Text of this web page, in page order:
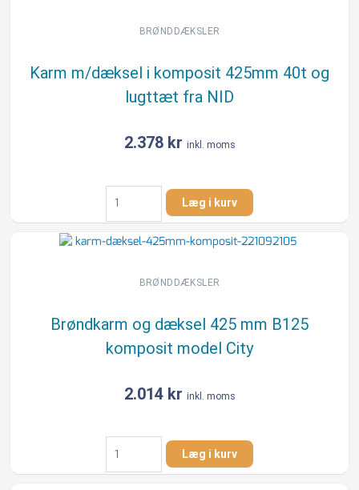
antal
BRØNDDÆKSLER
Karm m/dæksel i komposit 425mm 40t og
lugttæt fra NID
2.378 kr inkl. moms
Karm
m/dæksel
i
komposit
fra
NID
Læg i kurv
BRØNDDÆKSLER
Brøndkarm og dæksel 425 mm B125
komposit model City
2.014 kr inkl. moms
Brøndkarm
og
dæksel
Læg i kurv